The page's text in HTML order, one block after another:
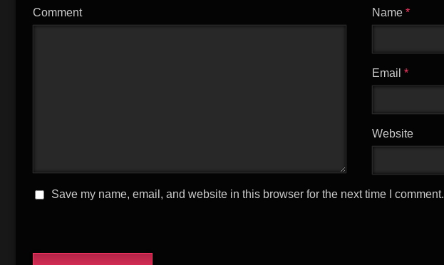
Comment Name*
Email*
Website
Save my name, email, and website in this browser for the next time I comment.